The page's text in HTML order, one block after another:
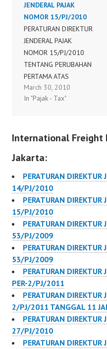
PERATURAN DIREKTUR
JENDERAL PAJAK
NOMOR : PER-
2/PJ/2011
JENDERAL PAJAK
NOMOR 15/PJ/2010
PERATURAN DIREKTUR
JENDERAL PAJAK
NOMOR 15/PJ/2010
TENTANG PERUBAHAN
PERTAMA ATAS
PERATURAN DIREKTUR
JENDERAL PAJAK
DAN TATA CARA
PEMBERITAHUAN MASA
PAJAK PERTAMBAHAN
NILAI (SPT MASA PPN)
DALAM BENTUK
FORMULIR KERTAS
(HARDCOPY) BAGI
PENGUSAHA KENA
PAJAK YANG
DIKUKUHKAN DI
KANTOR PELAYANAN
PAJAK, DALAM RANGKA
PENGOLAHAN…
March 30, 2010
In "Pajak - Tax"
International Freight
Jakarta:
PERATURAN DIREKTUR
14/PJ/2010
PERATURAN DIREKTUR
15/PJ/2010
PERATURAN DIREKTUR
53/PJ/2009
PERATURAN DIREKTUR
53/PJ/2009
PERATURAN DIREKTUR
PER-2/PJ/2011
PERATURAN DIREKTUR
2/PJ/2011 TANGGAL 11
PERATURAN DIREKTUR
27/PJ/2010
PERATURAN DIREKTUR